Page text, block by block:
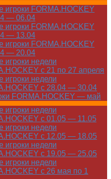
игроки FORMA.HOCKEY
— 06.04
игроки FORMA.HOCKEY
— 13.04
игроки FORMA.HOCKEY
— 20.04
игроки недели
с 21 по 27 апреля
игроки недели
с 28.04 — 30.04
FORMA.HOCKEY — май
игроки недели
с 01.05 — 11.05
игроки недели
с 12.05 — 18.05
игроки недели
с 19.05 — 25.05
игроки недели
с 26 мая по 1